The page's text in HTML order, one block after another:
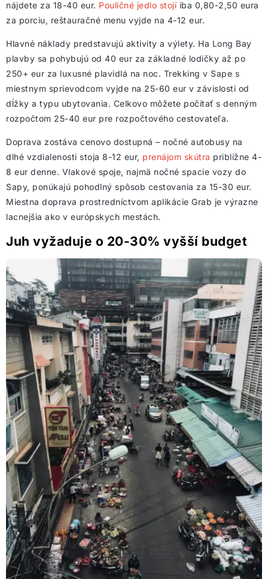
nájdete za 18-40 eur. Pouličné jedlo stojíiba 0,80-2,50 eura
za porciu, reštauračné menu vyjde na 4-12 eur.
Hlavné náklady predstavujú aktivity a výlety. Ha Long Bay
plavby sa pohybujú od 40 eur za základné lodičky až po
250+ eur za luxusné plavidlá na noc. Trekking v Sape s
miestnym sprievodcom vyjde na 25-60 eur v závislosti od
dĺžky a typu ubytovania. Celkovo môžete počítať s denným
rozpočtom 25-40 eur pre rozpočtového cestovateľa.
Doprava zostáva cenovo dostupná – nočné autobusy na
dlhé vzdialenosti stoja 8-12 eur, prenájom skútra približne 4-
8 eur denne. Vlakové spoje, najmä nočné spacie vozy do
Sapy, ponúkajú pohodlný spôsob cestovania za 15-30 eur.
Miestna doprava prostredníctvom aplikácie Grab je výrazne
lacnejšia ako v európskych mestách.
Juh vyžaduje o 20-30% vyšší budget